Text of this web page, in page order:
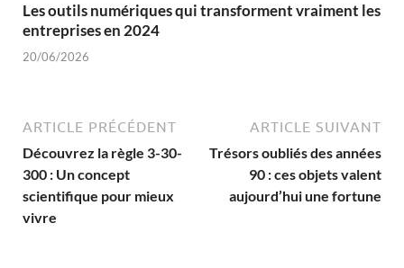
Les outils numériques qui transforment vraiment les
entreprises en 2024
20/06/2026
ARTICLE PRÉCÉDENT
Découvrez la règle 3-30-
300 : Un concept
scientifique pour mieux
vivre
ARTICLE SUIVANT
Trésors oubliés des années
90 : ces objets valent
aujourd’hui une fortune